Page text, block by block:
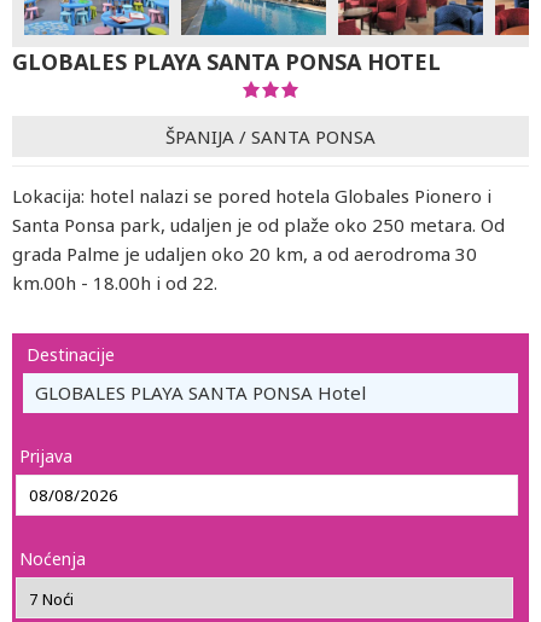
GLOBALES PLAYA SANTA PONSA HOTEL
ŠPANIJA / SANTA PONSA
Lokacija: hotel nalazi se pored hotela Globales Pionero i
Santa Ponsa park, udaljen je od plaže oko 250 metara. Od
grada Palme je udaljen oko 20 km, a od aerodroma 30
km.00h - 18.00h i od 22.
Destinacije
GLOBALES PLAYA SANTA PONSA Hotel
Prijava
Noćenja